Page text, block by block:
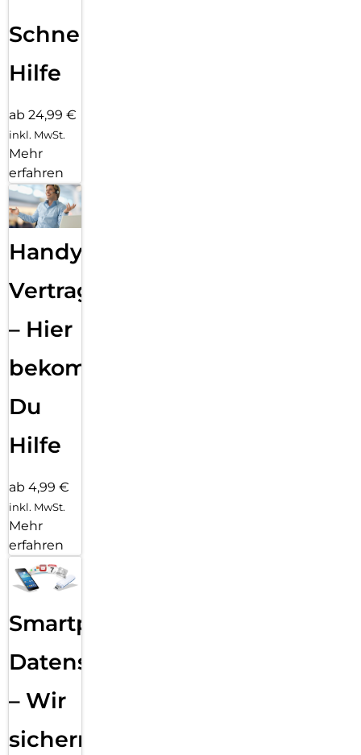
Schnelle
Hilfe
ab 24,99 €
inkl. MwSt.
Mehr
erfahren
Handy
Vertragsabwicklung
– Hier
bekommst
Du
Hilfe
ab 4,99 €
inkl. MwSt.
Mehr
erfahren
Smartphone
Datensicherung
– Wir
sichern